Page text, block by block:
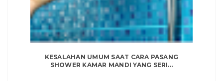
KESALAHAN UMUM SAAT CARA PASANG
SHOWER KAMAR MANDI YANG SERI...